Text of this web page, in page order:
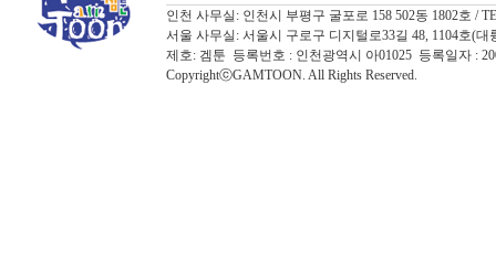
인천 사무실: 인천시 부평구 굴포로 158 502동 1802호 /
서울 사무실: 서울시 구로구 디지털로33길 48, 1104호(대
제호: 겜툰 등록번호 : 인천광역시 아01025 등록일자 :
CopyrightⓒGAMTOON. All Rights Reserved.